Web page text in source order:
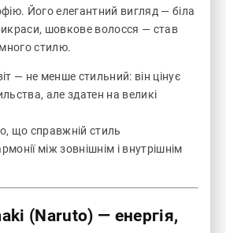
Його елегантний вигляд — біла
шовкове волосся — став
стилю.
— не менше стильний: він цінує
але здатен на великі
що справжній стиль
між зовнішнім і внутрішнім
(Naruto) — енергія,